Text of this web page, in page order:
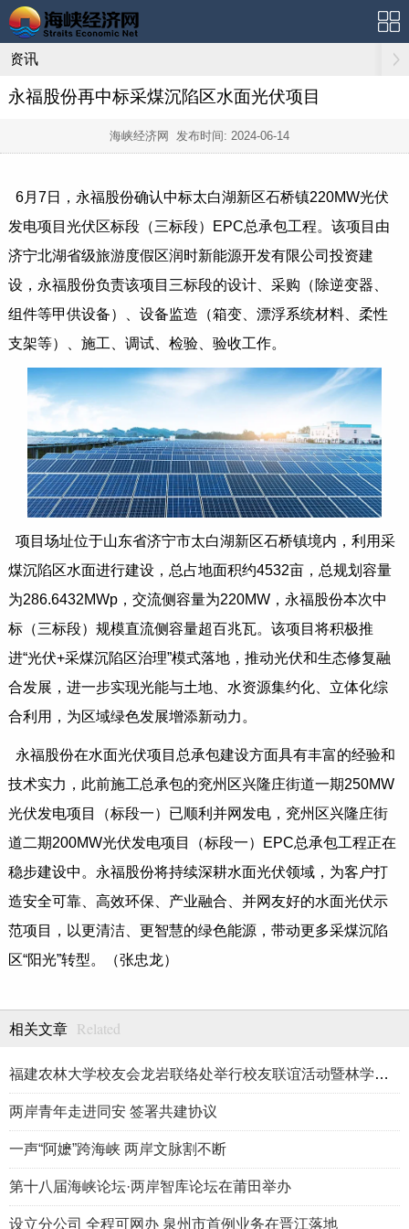
资讯
永福股份再中标采煤沉陷区水面光伏项目
海峡经济网 发布时间: 2024-06-14
6月7日，永福股份确认中标太白湖新区石桥镇220MW光伏
发电项目光伏区标段（三标段）EPC总承包工程。该项目由
济宁北湖省级旅游度假区润时新能源开发有限公司投资建
设，永福股份负责该项目三标段的设计、采购（除逆变器、
组件等甲供设备）、设备监造（箱变、漂浮系统材料、柔性
支架等）、施工、调试、检验、验收工作。
项目场址位于山东省济宁市太白湖新区石桥镇境内，利用采
煤沉陷区水面进行建设，总占地面积约4532亩，总规划容量
为286.6432MWp，交流侧容量为220MW，永福股份本次中
标（三标段）规模直流侧容量超百兆瓦。该项目将积极推
进“光伏+采煤沉陷区治理”模式落地，推动光伏和生态修复融
合发展，进一步实现光能与土地、水资源集约化、立体化综
合利用，为区域绿色发展增添新动力。
永福股份在水面光伏项目总承包建设方面具有丰富的经验和
技术实力，此前施工总承包的兖州区兴隆庄街道一期250MW
光伏发电项目（标段一）已顺利并网发电，兖州区兴隆庄街
道二期200MW光伏发电项目（标段一）EPC总承包工程正在
稳步建设中。永福股份将持续深耕水面光伏领域，为客户打
造安全可靠、高效环保、产业融合、并网友好的水面光伏示
范项目，以更清洁、更智慧的绿色能源，带动更多采煤沉陷
区“阳光”转型。（张忠龙）
相关文章 Related
福建农林大学校友会龙岩联络处举行校友联谊活动暨林学、生物医药
两岸青年走进同安 签署共建协议
一声“阿嬷”跨海峡 两岸文脉割不断
第十八届海峡论坛·两岸智库论坛在莆田举办
设立分公司 全程可网办 泉州市首例业务在晋江落地